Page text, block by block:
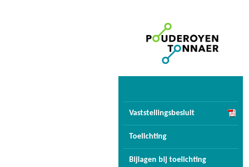
Vaststellingsbesluit
Toelichting
Bijlagen bij toelichting